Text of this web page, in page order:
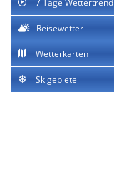
7 Tage Wettertrend
Reisewetter
Wetterkarten
Skigebiete